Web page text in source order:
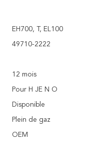
EH700, T, EL100
49710-2222
12 mois
Pour H JE N O
Disponible
Plein de gaz
OEM